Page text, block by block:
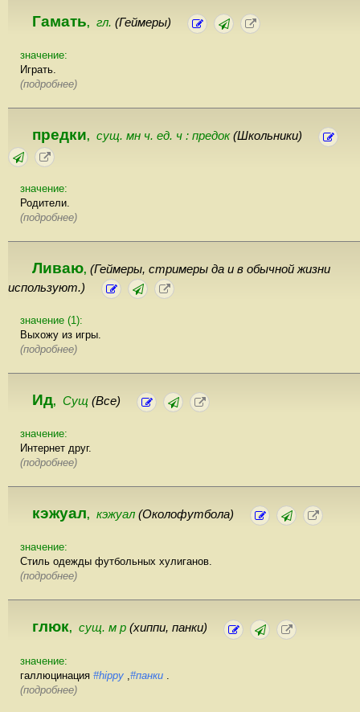
Гамать, гл. (Геймеры)
значение:
Играть.
(подробнее)
предки, сущ. мн ч. ед. ч : предок(Школьники)
значение:
Родители.
(подробнее)
Ливаю, (Геймеры, стримеры да и в обычной жизни
используют.)
значение (1):
Выхожу из игры.
(подробнее)
Ид, Сущ (Все)
значение:
Интернет друг.
(подробнее)
кэжуал, кэжуал (Околофутбола)
значение:
Стиль одежды футбольных хулиганов.
(подробнее)
глюк, сущ. м р (хиппи, панки)
значение:
галлюцинация #hippy #панки
(подробнее)